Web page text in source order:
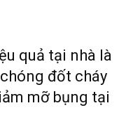
quả tại nhà là
đốt cháy
mỡ bụng tại